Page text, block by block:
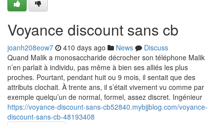
Voyance discount sans cb
joanh208eow7 410 days ago News
Discuss
Quand Malik a monosaccharide décrocher son téléphone Malik
n’en parlait à individu, pas même à bien ses alliés les plus
proches. Pourtant, pendant huit ou 9 mois, il sentait que des
attributs clochait. À trente ans, il s’était vivement vu comme par
exemple quelqu’un de normal, formel, assez discret. Ingénieur
https://voyance-discount-sans-cb52840.mybjjblog.com/voyance-
discount-sans-cb-48193408